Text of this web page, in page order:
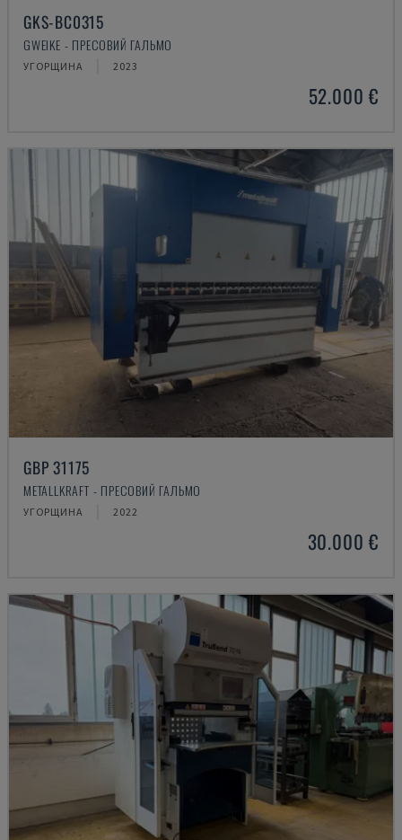
GKS-BC0315
GWEIKE - ПРЕСОВИЙ ГАЛЬМО
УГОРЩИНА 2023
52.000 €
GBP 31175
METALLKRAFT - ПРЕСОВИЙ ГАЛЬМО
УГОРЩИНА 2022
30.000 €